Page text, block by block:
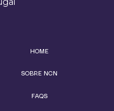
HOME
SOBRE NCN
FAQS